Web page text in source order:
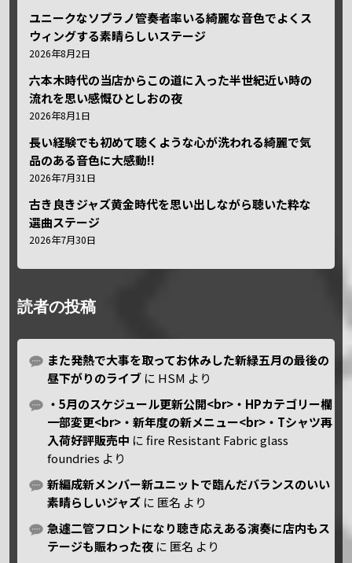
ユニークなソプラノ管奏者率いる綺麗な音色でよくス
ウィングする素晴らしいステージ
2026年8月2日
六本木時代の当店からこの道に入った半世紀近い時の
流れを思い感慨ひとしおの夜
2026年8月1日
長い経験でも初めて聴くような心が洗われる綺麗で気
品のある音色に大感動!!
2026年7月31日
古き良きジャズ黄金時代を思い出しながら聴いた粋な
選曲ステージ
2026年7月30日
読者の投稿
また発熱で大事を取ってお休みした新緑五月の最後の
昼下がりのライブ に HSM より
・5月のスケジュール更新公開<br>・HPカテゴリー欄
一部変更<br>・新年度の新メニュー<br>・Tシャツ再
入荷好評販売中 にfire Resistant Fabric glass
foundries より
新編成新メンバー新ユニットで臨んだバランスのいい
素晴らしいジャズ に 匿名 より
急遽二管フロントになり聴き応えある演奏に店内もス
テージも賑わった夜 に 匿名 より